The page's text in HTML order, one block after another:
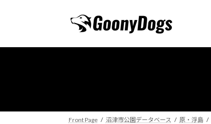
プ
動
Front Page 沼津市公園データベース 原・浮島